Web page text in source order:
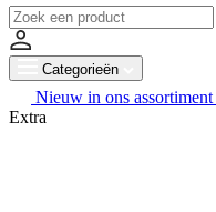
Categorieën
Nieuw in ons assortiment
Extra